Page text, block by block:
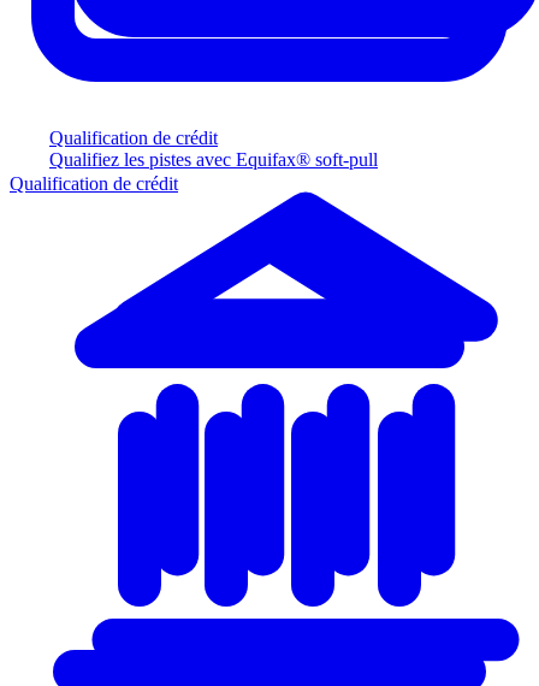
Qualification de crédit
Qualifiez les pistes avec Equifax® soft-pull
Qualification de crédit